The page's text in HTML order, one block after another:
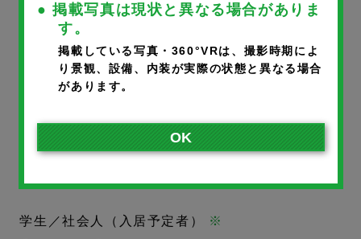
※ご入力いただいたメールアドレスに完了メールが届きます。
※携帯のアドレスの方は、宛先指定受信で@noka.co.jpをご登録
ください。
入居者さまとの続柄※
学生／社会人（入居予定者）
※
● 掲載写真は現状と異なる場合がありま
す。
掲載している写真・360°VRは、撮影時期によ
り景観、設備、内装が実際の状態と異なる場合
があります。
OK